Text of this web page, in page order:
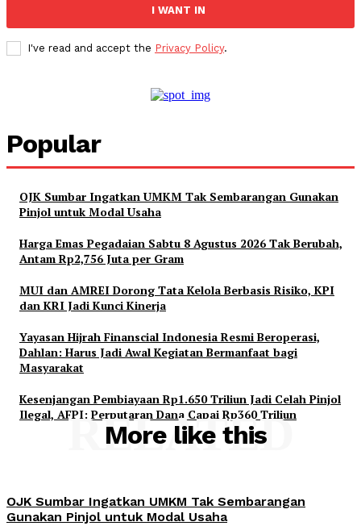
I WANT IN
I've read and accept the Privacy Policy.
Popular
OJK Sumbar Ingatkan UMKM Tak Sembarangan Gunakan
Pinjol untuk Modal Usaha
Harga Emas Pegadaian Sabtu 8 Agustus 2026 Tak Berubah,
Antam Rp2,756 Juta per Gram
MUI dan AMREI Dorong Tata Kelola Berbasis Risiko, KPI
dan KRI Jadi Kunci Kinerja
Yayasan Hijrah Finanscial Indonesia Resmi Beroperasi,
Dahlan: Harus Jadi Awal Kegiatan Bermanfaat bagi
Masyarakat
Kesenjangan Pembiayaan Rp1.650 Triliun Jadi Celah Pinjol
Ilegal, AFPI: Perputaran Dana Capai Rp360 Triliun
More like this
RELATED
OJK Sumbar Ingatkan UMKM Tak Sembarangan
Gunakan Pinjol untuk Modal Usaha